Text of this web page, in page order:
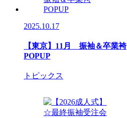
2025.10.17
【東京】11月 振袖＆卒業袴
POPUP
トピックス